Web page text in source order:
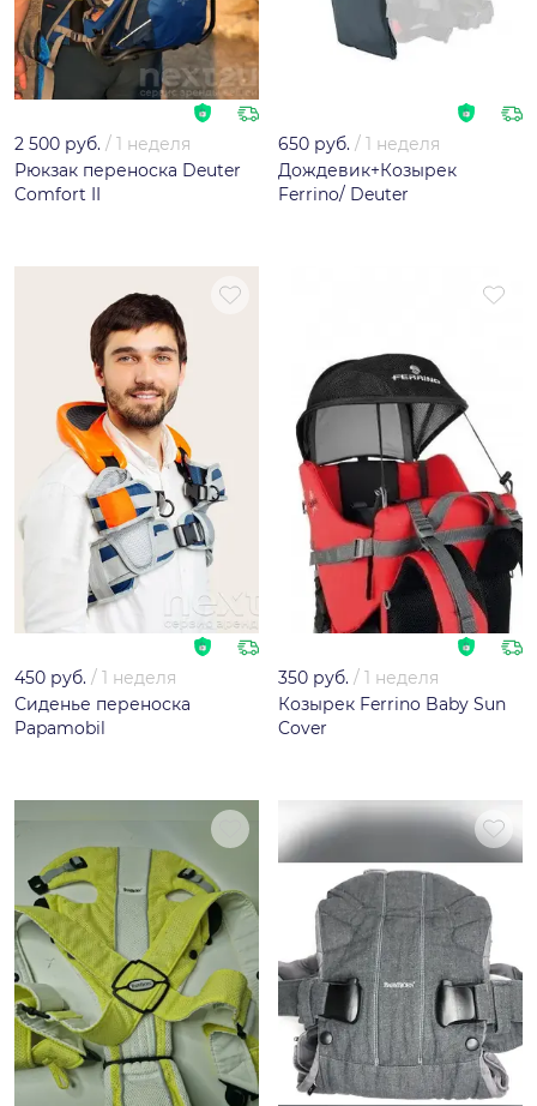
2 500 руб. / 1 неделя
Рюкзак переноска Deuter
Comfort II
650 руб. / 1 неделя
Дождевик+Козырек
Ferrino/ Deuter
450 руб. / 1 неделя
Сиденье переноска
Papamobil
350 руб. / 1 неделя
Козырек Ferrino Baby Sun
Cover